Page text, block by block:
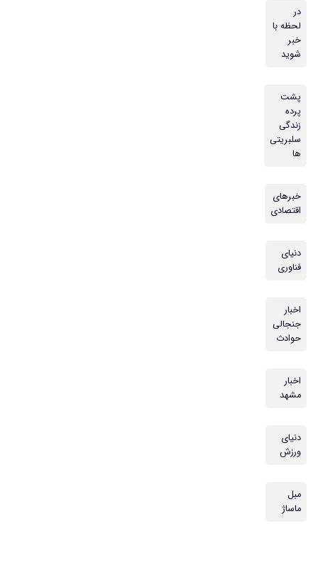
در
لحظه با
خبر
شوید
پشت
پرده
زندگی
سلبریتی
ها
خبرهای
اقتصادی
دنیای
فناوری
اخبار
جنجالی
حوادث
اخبار
مشهد
دنیای
ورزش
مبل
ماساژ